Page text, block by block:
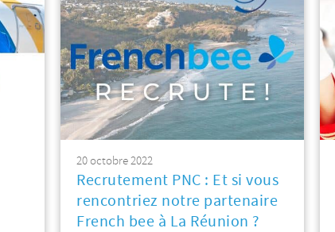
20 octobre 2022
Recrutement PNC : Et si vous
rencontriez notre partenaire
French bee à La Réunion ?